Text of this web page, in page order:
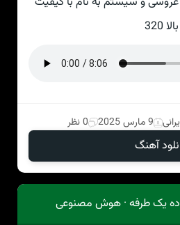
بالا 320
9 مارس 2025 0 نظر
آهنگ
یک طرفه · هوش مصنوعی